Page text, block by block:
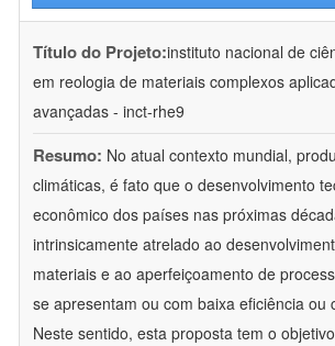
Título do Projeto:instituto nacional de
em reologia de materiais complexos
avançadas - inct-rhe9
Resumo: No atual contexto mundial,
climáticas, é fato que o desenvolvimento
econômico dos países nas próximas
intrinsicamente atrelado ao
materiais e ao aperfeiçoamento de
se apresentam ou com baixa eficiência ou
Neste sentido, esta proposta tem o